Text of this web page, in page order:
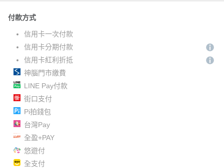
付款方式
信用卡一次付款
信用卡分期付款
信用卡紅利折抵
神腦門市繳費
LINE Pay付款
街口支付
Pi拍錢包
台灣Pay
全盈+PAY
悠遊付
全支付